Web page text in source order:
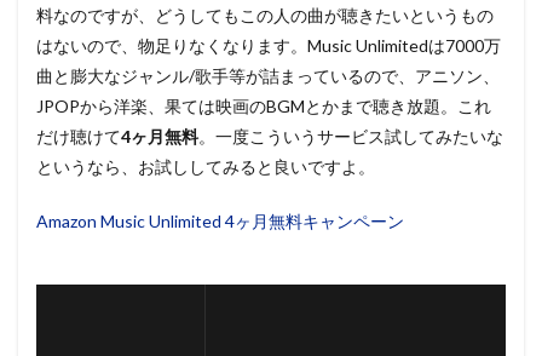
料なのですが、どうしてもこの人の曲が聴きたいというもの
はないので、物足りなくなります。Music Unlimitedは7000万
曲と膨大なジャンル/歌手等が詰まっているので、アニソン、
JPOPから洋楽、果ては映画のBGMとかまで聴き放題。これ
だけ聴けて4ヶ月無料。一度こういうサービス試してみたいな
というなら、お試ししてみると良いですよ。
Amazon Music Unlimited 4ヶ月無料キャンペーン